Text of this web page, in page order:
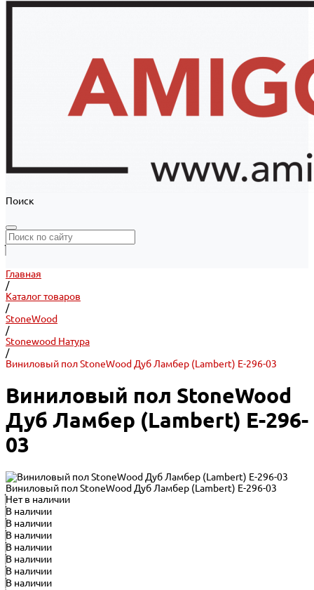
Поиск
Главная
/
Каталог товаров
/
StoneWood
/
Stonewood Натура
/
Виниловый пол StoneWood Дуб Ламбер (Lambert) E-296-03
Виниловый пол StoneWood
Дуб Ламбер (Lambert) E-296-
03
Виниловый пол StoneWood Дуб Ламбер (Lambert) E-296-03
Нет в наличии
В наличии
В наличии
В наличии
В наличии
В наличии
В наличии
В наличии